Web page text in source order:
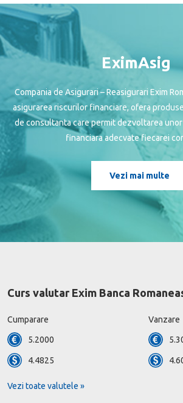
EximAsig
Compania de Asigurari – Reasigurari Exim
asigurarea riscurilor financiare, ofera
de consultanta care permit dezvoltarea
financiara adecvate fiecarei
Vezi mai multe
Curs valutar Exim Banca
Cumparare Vanzare
5.2000
4.4825
Vezi toate valutele »